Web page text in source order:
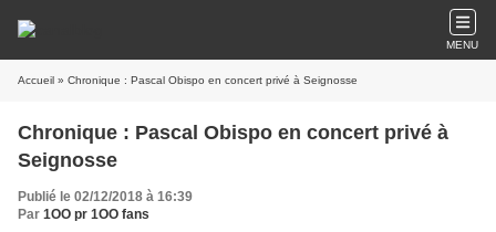
MENU
Accueil » Chronique : Pascal Obispo en concert privé à Seignosse
Chronique : Pascal Obispo en concert privé à
Seignosse
Publié le 02/12/2018 à 16:39
Par 1OO pr 1OO fans